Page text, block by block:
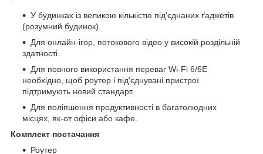
У будинках із великою кількістю під'єднаних ґаджетів
(розумний будинок).
Для онлайн-ігор, потокового відео у високій роздільній
здатності.
Для повного використання переваг Wi-Fi 6/6E
необхідно, щоб роутер і під'єднувані пристрої
підтримують новий стандарт.
Для поліпшення продуктивності в багатолюдних
місцях, як-от офіси або кафе.
Комплект постачання
Роутер